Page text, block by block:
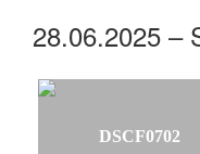
28.06.2025 –
DSCF0702